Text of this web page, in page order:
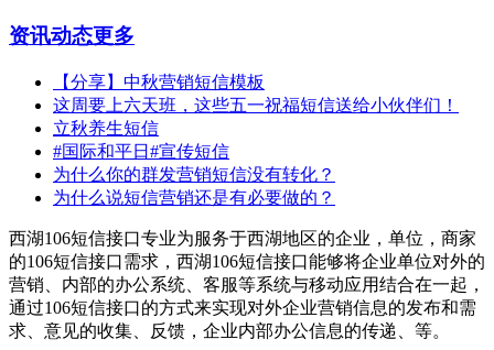
资讯动态更多
【分享】中秋营销短信模板
这周要上六天班，这些五一祝福短信送给小伙伴们！
立秋养生短信
#国际和平日#宣传短信
为什么你的群发营销短信没有转化？
为什么说短信营销还是有必要做的？
西湖106短信接口专业为服务于西湖地区的企业，单位，商家
的106短信接口需求，西湖106短信接口能够将企业单位对外的
营销、内部的办公系统、客服等系统与移动应用结合在一起，
通过106短信接口的方式来实现对外企业营销信息的发布和需
求、意见的收集、反馈，企业内部办公信息的传递、等。